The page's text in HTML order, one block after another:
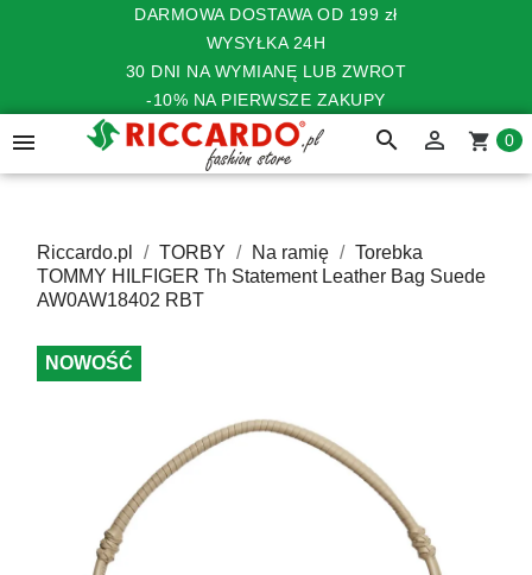
DARMOWA DOSTAWA OD 199 zł
WYSYŁKA 24H
30 DNI NA WYMIANĘ LUB ZWROT
-10% NA PIERWSZE ZAKUPY
 search  shopping_cart 0
Riccardo.pl TORBY Na ramię
Torebka
TOMMY HILFIGER Th Statement Leather Bag Suede
AW0AW18402 RBT
NOWOŚĆ